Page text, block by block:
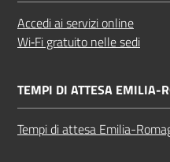
Accedi ai servizi online
Wi‑Fi gratuito nelle sedi
TEMPI DI ATTESA EMILIA-
Tempi di attesa Emilia-